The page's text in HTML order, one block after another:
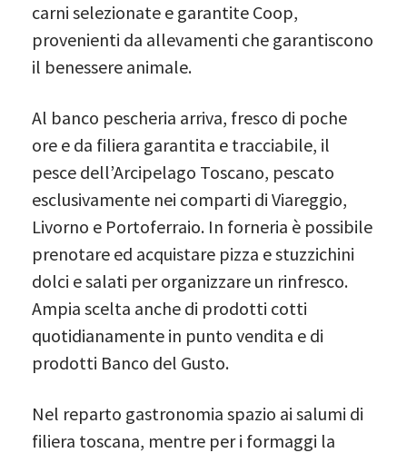
carni selezionate e garantite Coop,
provenienti da allevamenti che garantiscono
il benessere animale.
Al banco pescheria arriva, fresco di poche
ore e da filiera garantita e tracciabile, il
pesce dell’Arcipelago Toscano, pescato
esclusivamente nei comparti di Viareggio,
Livorno e Portoferraio. In forneria è possibile
prenotare ed acquistare pizza e stuzzichini
dolci e salati per organizzare un rinfresco.
Ampia scelta anche di prodotti cotti
quotidianamente in punto vendita e di
prodotti Banco del Gusto.
Nel reparto gastronomia spazio ai salumi di
filiera toscana, mentre per i formaggi la